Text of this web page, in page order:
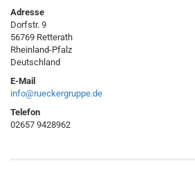
Adresse
Dorfstr. 9
56769 Retterath
Rheinland-Pfalz
Deutschland
E-Mail
info@rueckergruppe.de
Telefon
02657 9428962